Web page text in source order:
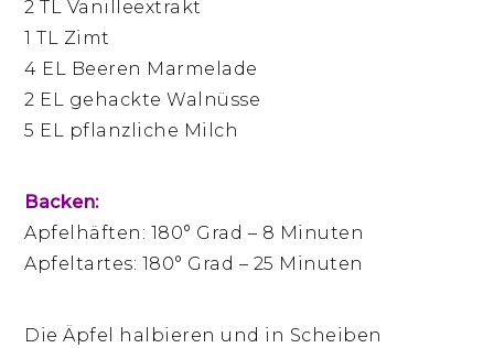
2 TL Vanilleextrakt
1 TL Zimt
4 EL Beeren Marmelade
2 EL gehackte Walnüsse
5 EL pflanzliche Milch
Backen:
Apfelhäften: 180° Grad – 8 Minuten
Apfeltartes: 180° Grad – 25 Minuten
Die Äpfel halbieren und in Scheiben